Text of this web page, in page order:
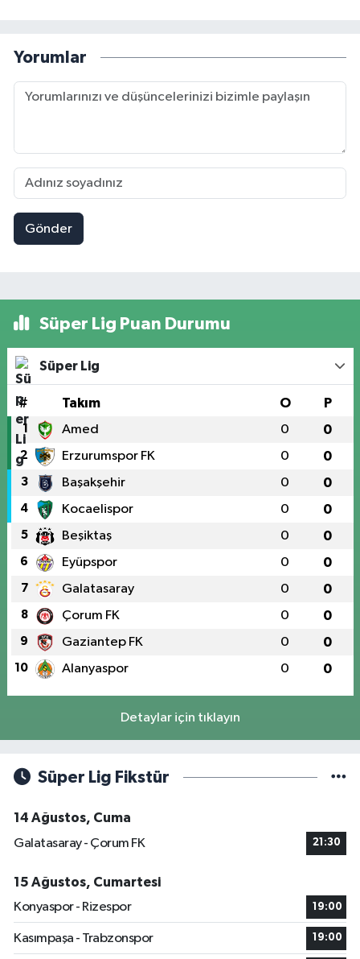
Yorumlar
Gönder
Süper Lig Puan Durumu
Süper Lig
# Takım O P
1 Amed 0 0
2 Erzurumspor FK 0 0
3 Başakşehir 0 0
4 Kocaelispor 0 0
5 Beşiktaş 0 0
6 Eyüpspor 0 0
7 Galatasaray 0 0
8 Çorum FK 0 0
9 Gaziantep FK 0 0
10 Alanyaspor 0 0
Detaylar için tıklayın
Süper Lig Fikstür
14 Ağustos, Cuma
Galatasaray - Çorum FK
21:30
15 Ağustos, Cumartesi
Konyaspor - Rizespor
19:00
Kasımpaşa - Trabzonspor 19:00